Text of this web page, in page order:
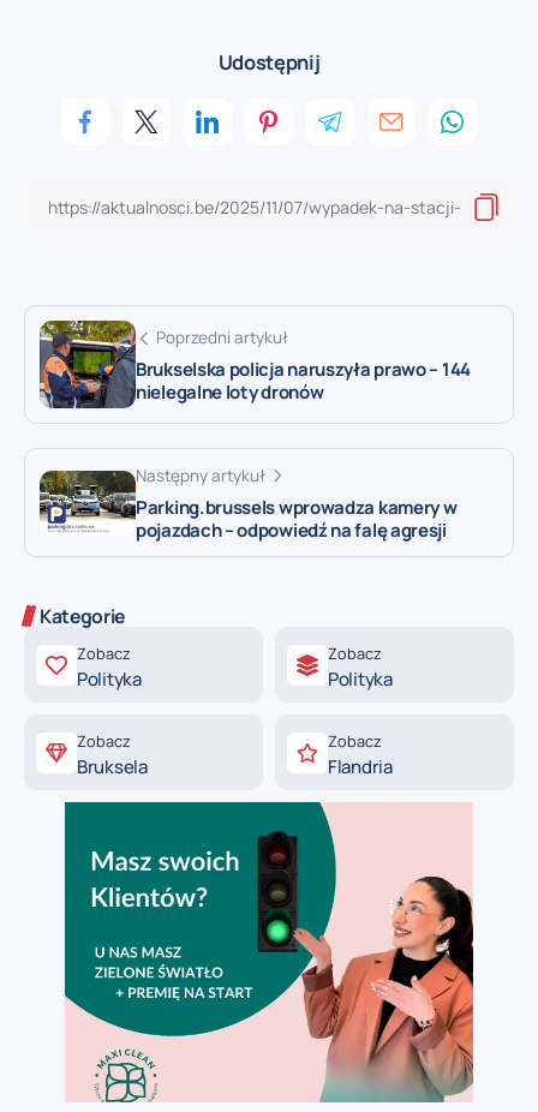
Udostępnij
Poprzedni artykuł
Brukselska policja naruszyła prawo – 144
nielegalne loty dronów
Następny artykuł
Parking.brussels wprowadza kamery w
pojazdach – odpowiedź na falę agresji
Kategorie
Zobacz
Polityka
Zobacz
Polityka
Zobacz
Bruksela
Zobacz
Flandria